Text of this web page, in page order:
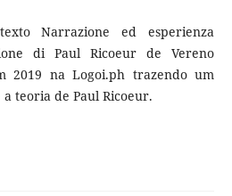
Narrazione ed esperienza
di Paul Ricoeur de Vereno
2019 na Logoi.ph trazendo um
teoria de Paul Ricoeur.